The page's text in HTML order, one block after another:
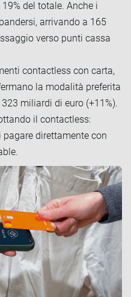
del totale. Anche i
arrivando a 165
verso punti cassa
contactless con carta,
la modalità preferita
miliardi di euro (+11%).
il contactless:
direttamente con